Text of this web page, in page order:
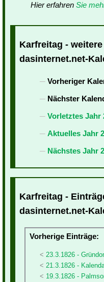
Hier erfahren Sie
Karfreitag -
dasinternet.net-
Vorheriger
Nächster
Vorletztes Jahr
Aktuelles Jahr
Nächstes Jahr
Karfreitag -
dasinternet.net-
Vorherige Einträge:
23.3.1826 -
21.3.1826 -
19.3.1826 -